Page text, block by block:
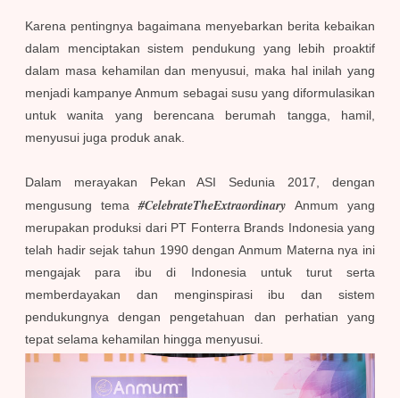
Karena pentingnya bagaimana menyebarkan berita kebaikan
dalam menciptakan sistem pendukung yang lebih proaktif
dalam masa kehamilan dan menyusui, maka hal inilah yang
menjadi kampanye Anmum sebagai susu yang diformulasikan
untuk wanita yang berencana berumah tangga, hamil,
menyusui juga produk anak.
Dalam merayakan Pekan ASI Sedunia 2017, dengan
mengusung tema#CelebrateTheExtraordinary
Anmum yang
merupakan produksi dari PT Fonterra Brands Indonesia yang
telah hadir sejak tahun 1990 dengan Anmum Materna nya ini
mengajak para ibu di Indonesia untuk turut serta
memberdayakan dan menginspirasi ibu dan sistem
pendukungnya dengan pengetahuan dan perhatian yang
tepat selama kehamilan hingga menyusui.